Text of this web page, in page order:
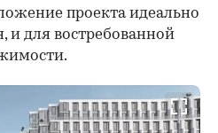
проекта идеально
и для востребованной